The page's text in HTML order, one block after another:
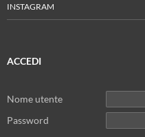
INSTAGRAM
ACCEDI
Nome utente
Password